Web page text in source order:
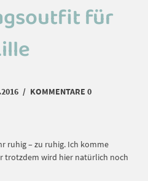
für
/ KOMMENTARE 0
ruhig – zu ruhig. Ich komme
trotzdem wird hier natürlich noch